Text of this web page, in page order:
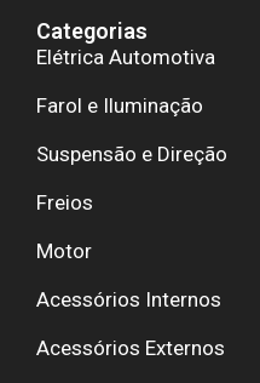
Categorias
Elétrica Automotiva
Farol e Iluminação
Suspensão e Direção
Freios
Motor
Acessórios Internos
Acessórios Externos